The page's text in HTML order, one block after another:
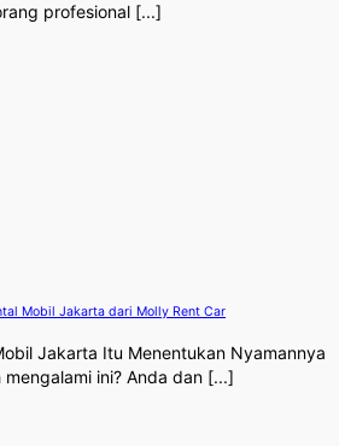
profesional [...]
Mobil Jakarta dari Molly Rent Car
Jakarta Itu Menentukan Nyamannya
ini? Anda dan [...]